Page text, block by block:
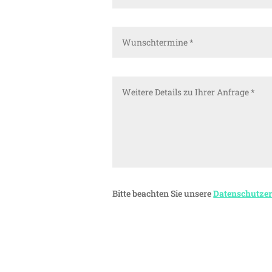
Bitte beachten Sie unsere